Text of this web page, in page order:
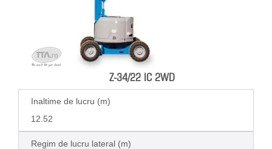
Z-34/22 IC 2WD
Inaltime de lucru (m)
12.52
Regim de lucru lateral (m)